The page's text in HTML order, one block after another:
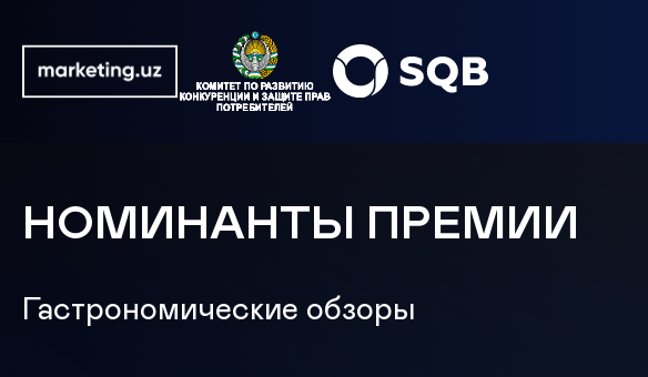
НОМИНАНТЫ ПРЕМИИ
Гастрономические обзоры